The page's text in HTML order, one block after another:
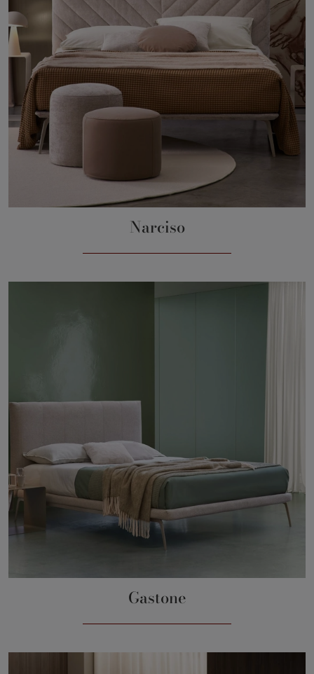
Narciso
Gastone